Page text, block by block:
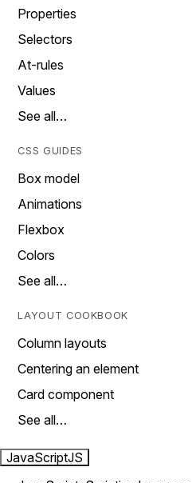
Properties
Selectors
At-rules
Values
See all…
CSS GUIDES
Box model
Animations
Flexbox
Colors
See all…
LAYOUT COOKBOOK
Column layouts
Centering an element
Card component
See all…
JavaScriptJS